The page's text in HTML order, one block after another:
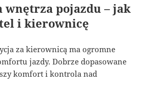
wnętrza pojazdu – jak
i kierownicę
za kierownicą ma ogromne
jazdy. Dobrze dopasowane
komfort i kontrola nad